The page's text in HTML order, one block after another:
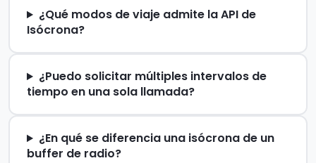
¿Qué modos de viaje admite la API de
Isócrona?
¿Puedo solicitar múltiples intervalos de
tiempo en una sola llamada?
¿En qué se diferencia una isócrona de un
buffer de radio?